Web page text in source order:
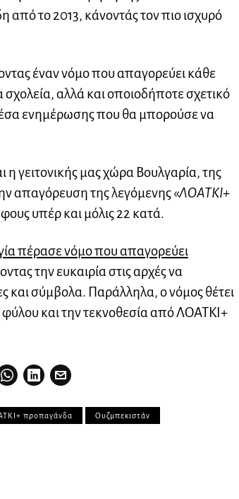
από το 2013, κάνοντάς τον πιο ισχυρό
έναν νόμο που απαγορεύει κάθε
αλλά και οποιοδήποτε σχετικό
ενημέρωσης που θα μπορούσε να
γειτονικής μας χώρα Βουλγαρία, της
απαγόρευση της λεγόμενης «ΛΟΑΤΚΙ+
υπέρ και μόλις 22 κατά.
πέρασε νόμο που απαγορεύει
την ευκαιρία στις αρχές να
και σύμβολα. Παράλληλα, ο νόμος θέτει
και την τεκνοθεσία από ΛΟΑΤΚΙ+
προπαγάνδα Ουζμπεκιστάν